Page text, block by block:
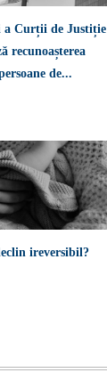
a Curții de Justiție
recunoașterea
de...
ireversibil?